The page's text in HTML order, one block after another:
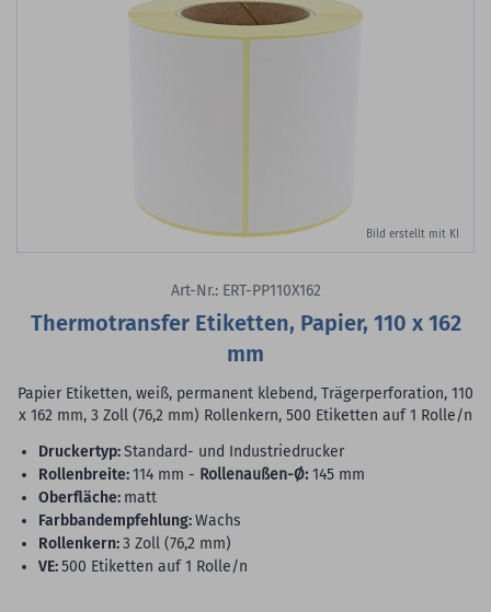
Bild erstellt mit KI
Art-Nr.: ERT-PP110X162
Thermotransfer Etiketten, Papier, 110 x 162
mm
Papier Etiketten, weiß, permanent klebend, Trägerperforation, 110
x 162 mm, 3 Zoll (76,2 mm) Rollenkern, 500 Etiketten auf 1 Rolle/n
Druckertyp:Standard- und Industriedrucker
Rollenbreite:114 mm - Rollenaußen-Ø: 145 mm
Oberfläche: matt
Farbbandempfehlung:Wachs
Rollenkern:3 Zoll (76,2 mm)
VE:500 Etiketten auf 1 Rolle/n